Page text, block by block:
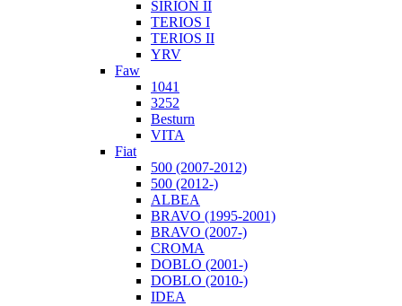
SIRION II
TERIOS I
TERIOS II
YRV
Faw
1041
3252
Besturn
VITA
Fiat
500 (2007-2012)
500 (2012-)
ALBEA
BRAVO (1995-2001)
BRAVO (2007-)
CROMA
DOBLO (2001-)
DOBLO (2010-)
IDEA